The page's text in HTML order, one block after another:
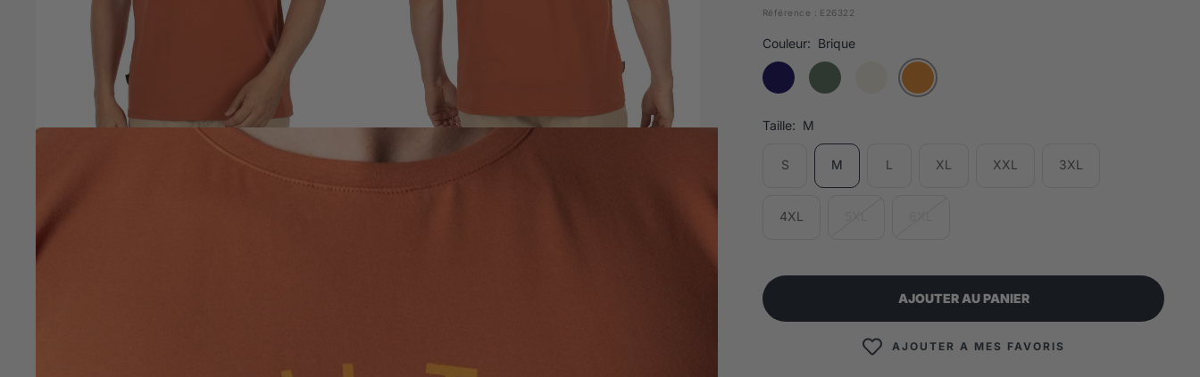
Référence : E26322
Couleur: Brique
Taille: M
S M L XL XXL 3XL
4XL
AJOUTER AU PANIER
AJOUTER A MES FAVORIS